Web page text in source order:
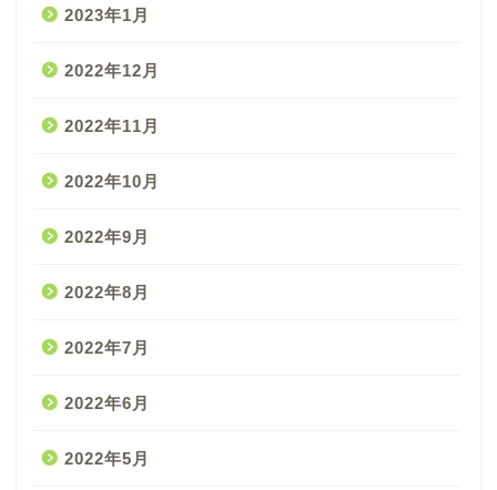
2023年1月
2022年12月
2022年11月
2022年10月
2022年9月
2022年8月
2022年7月
2022年6月
2022年5月